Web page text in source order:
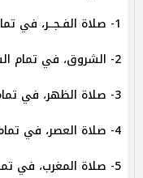
1- صلاة الفـجــر، في تمام الساعة 4:14 صباحا.
2- الشروق، في تمام الساعة 5:43 صباحا.
3- صلاة الظهر، في تمام الساعة 11:58 ظهرا.
4- صلاة العصر، في تمام الساعة 3:30 مساء.
5- صلاة المغرب، في تمام الساعة 6:14 مساء.